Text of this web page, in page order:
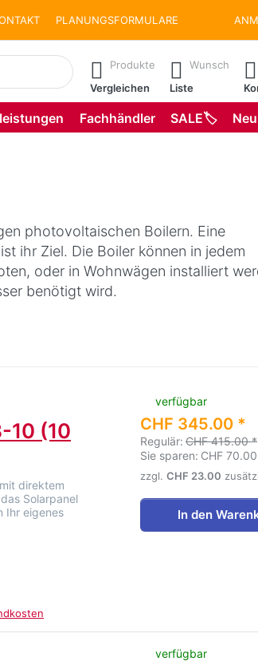
PLANUNGSFORMULARE
automatisch erste Ergebnisse. Drücken
Produkte
Vergleichen
Wunsch
Liste
Fachhändler SALE🏷️
photovoltaischen Boilern. Eine
ihr Ziel. Die Boiler können in jedem
oder in Wohnwägen installiert
benötigt wird.
10 (10
direktem
Solarpanel
Ihr eigenes
verfügbar
CHF 345.00 *
Regulär: CHF 415.00 *
Sie sparen: CHF 70.00
zzgl. CHF 23.00 zusätzlicher
In den
verfügbar